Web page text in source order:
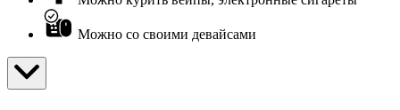
Можно со своими девайсами